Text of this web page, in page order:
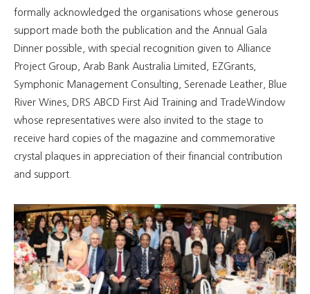
formally acknowledged the organisations whose generous
support made both the publication and the Annual Gala
Dinner possible, with special recognition given to Alliance
Project Group, Arab Bank Australia Limited, EZGrants,
Symphonic Management Consulting, Serenade Leather, Blue
River Wines, DRS ABCD First Aid Training and TradeWindow
whose representatives were also invited to the stage to
receive hard copies of the magazine and commemorative
crystal plaques in appreciation of their financial contribution
and support.